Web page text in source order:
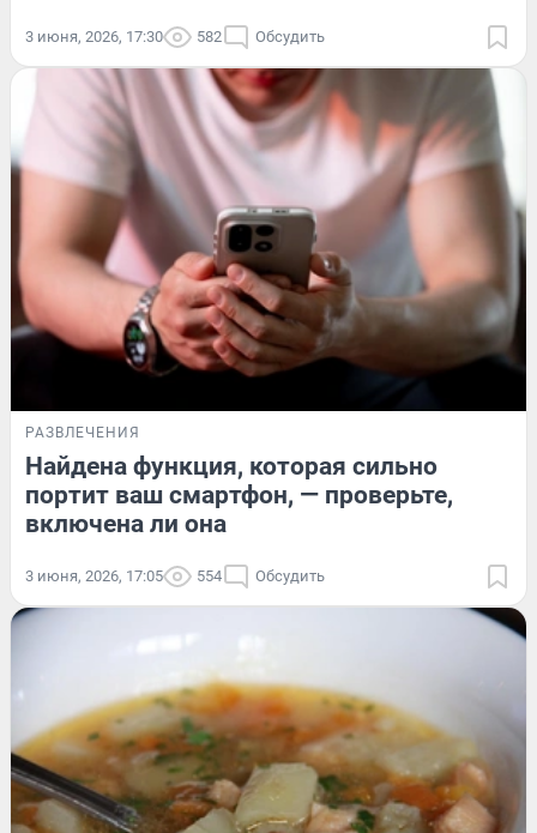
3 июня, 2026, 17:30 582 Обсудить
РАЗВЛЕЧЕНИЯ
Найдена функция, которая сильно
портит ваш смартфон, — проверьте,
включена ли она
3 июня, 2026, 17:05 554 Обсудить